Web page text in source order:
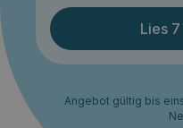
Lies
Angebot gültig bis